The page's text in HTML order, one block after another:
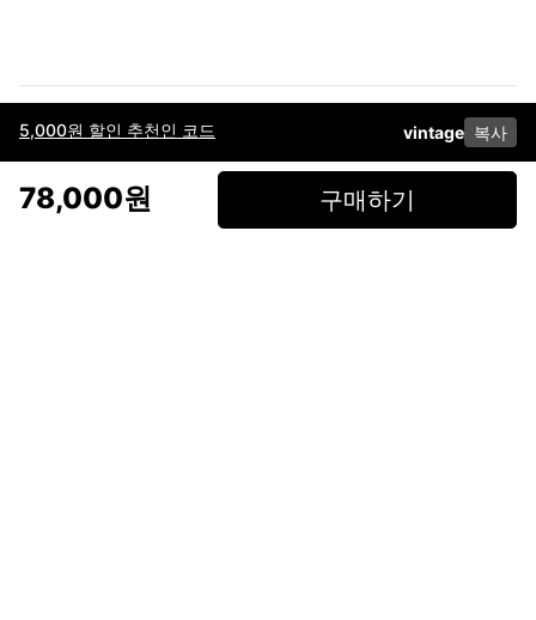
5,000원 할인 추천인 코드 vintage 복사
78,000원 구매하기
이용약관고객센터판매개인정보 처리방침사업자 정보다운로드
페이스북